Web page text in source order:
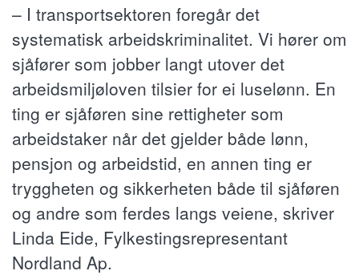
– I transportsektoren foregår det
systematisk arbeidskriminalitet. Vi hører om
sjåfører som jobber langt utover det
arbeidsmiljøloven tilsier for ei luselønn. En
ting er sjåføren sine rettigheter som
arbeidstaker når det gjelder både lønn,
pensjon og arbeidstid, en annen ting er
tryggheten og sikkerheten både til sjåføren
og andre som ferdes langs veiene, skriver
Linda Eide, Fylkestingsrepresentant
Nordland Ap.